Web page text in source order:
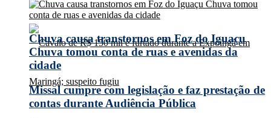
Chuva causa transtornos em Foz do Iguaçu
Chuva tomou conta de ruas e avenidas da
cidade
Missal cumpre com legislação e faz prestação de
contas durante Audiência Pública